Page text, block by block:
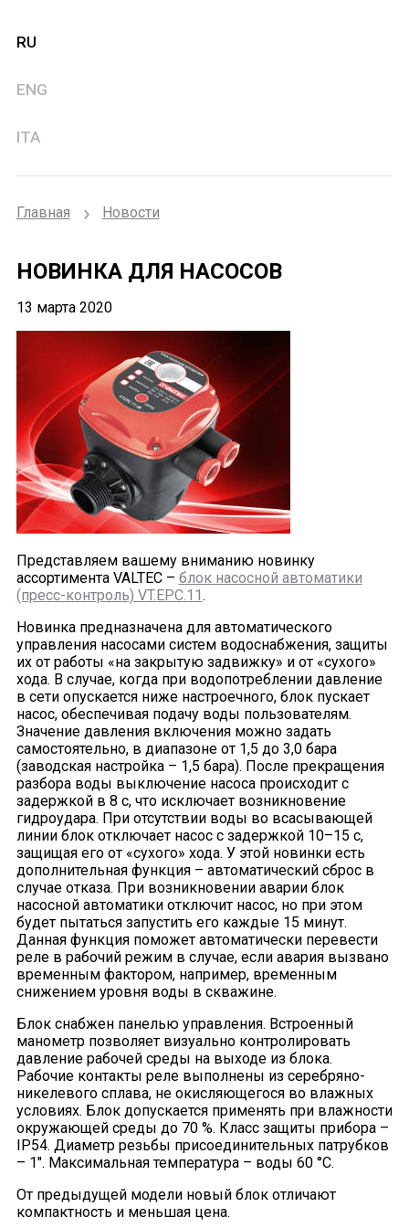
RU
ENG
ITA
Главная Новости
НОВИНКА ДЛЯ НАСОСОВ
13 марта 2020
Представляем вашему вниманию новинку
ассортимента VALTEC – блок насосной автоматики
(пресс-контроль) VT.EPC.11 .
Новинка предназначена для автоматического
управления насосами систем водоснабжения, защиты
их от работы «на закрытую задвижку» и от «сухого»
хода. В случае, когда при водопотреблении давление
в сети опускается ниже настроечного, блок пускает
насос, обеспечивая подачу воды пользователям.
Значение давления включения можно задать
самостоятельно, в диапазоне от 1,5 до 3,0 бара
(заводская настройка – 1,5 бара). После прекращения
разбора воды выключение насоса происходит с
задержкой в 8 с, что исключает возникновение
гидроудара. При отсутствии воды во всасывающей
линии блок отключает насос с задержкой 10–15 с,
защищая его от «сухого» хода. У этой новинки есть
дополнительная функция – автоматический сброс в
случае отказа. При возникновении аварии блок
насосной автоматики отключит насос, но при этом
будет пытаться запустить его каждые 15 минут.
Данная функция поможет автоматически перевести
реле в рабочий режим в случае, если авария вызвано
временным фактором, например, временным
снижением уровня воды в скважине.
Блок снабжен панелью управления. Встроенный
манометр позволяет визуально контролировать
давление рабочей среды на выходе из блока.
Рабочие контакты реле выполнены из серебряно-
никелевого сплава, не окисляющегося во влажных
условиях. Блок допускается применять при влажности
окружающей среды до 70 %. Класс защиты прибора –
IP54. Диаметр резьбы присоединительных патрубков
– 1". Максимальная температура – воды 60 °С.
От предыдущей модели новый блок отличают
компактность и меньшая цена.